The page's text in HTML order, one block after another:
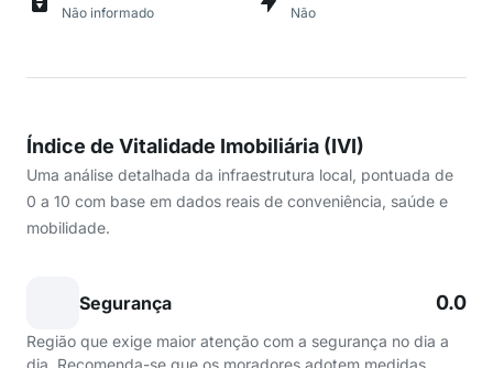
Não informado
Não
Índice de Vitalidade Imobiliária (IVI)
Uma análise detalhada da infraestrutura local, pontuada de
0 a 10 com base em dados reais de conveniência, saúde e
mobilidade.
Segurança 0.0
Região que exige maior atenção com a segurança no dia a
dia. Recomenda-se que os moradores adotem medidas